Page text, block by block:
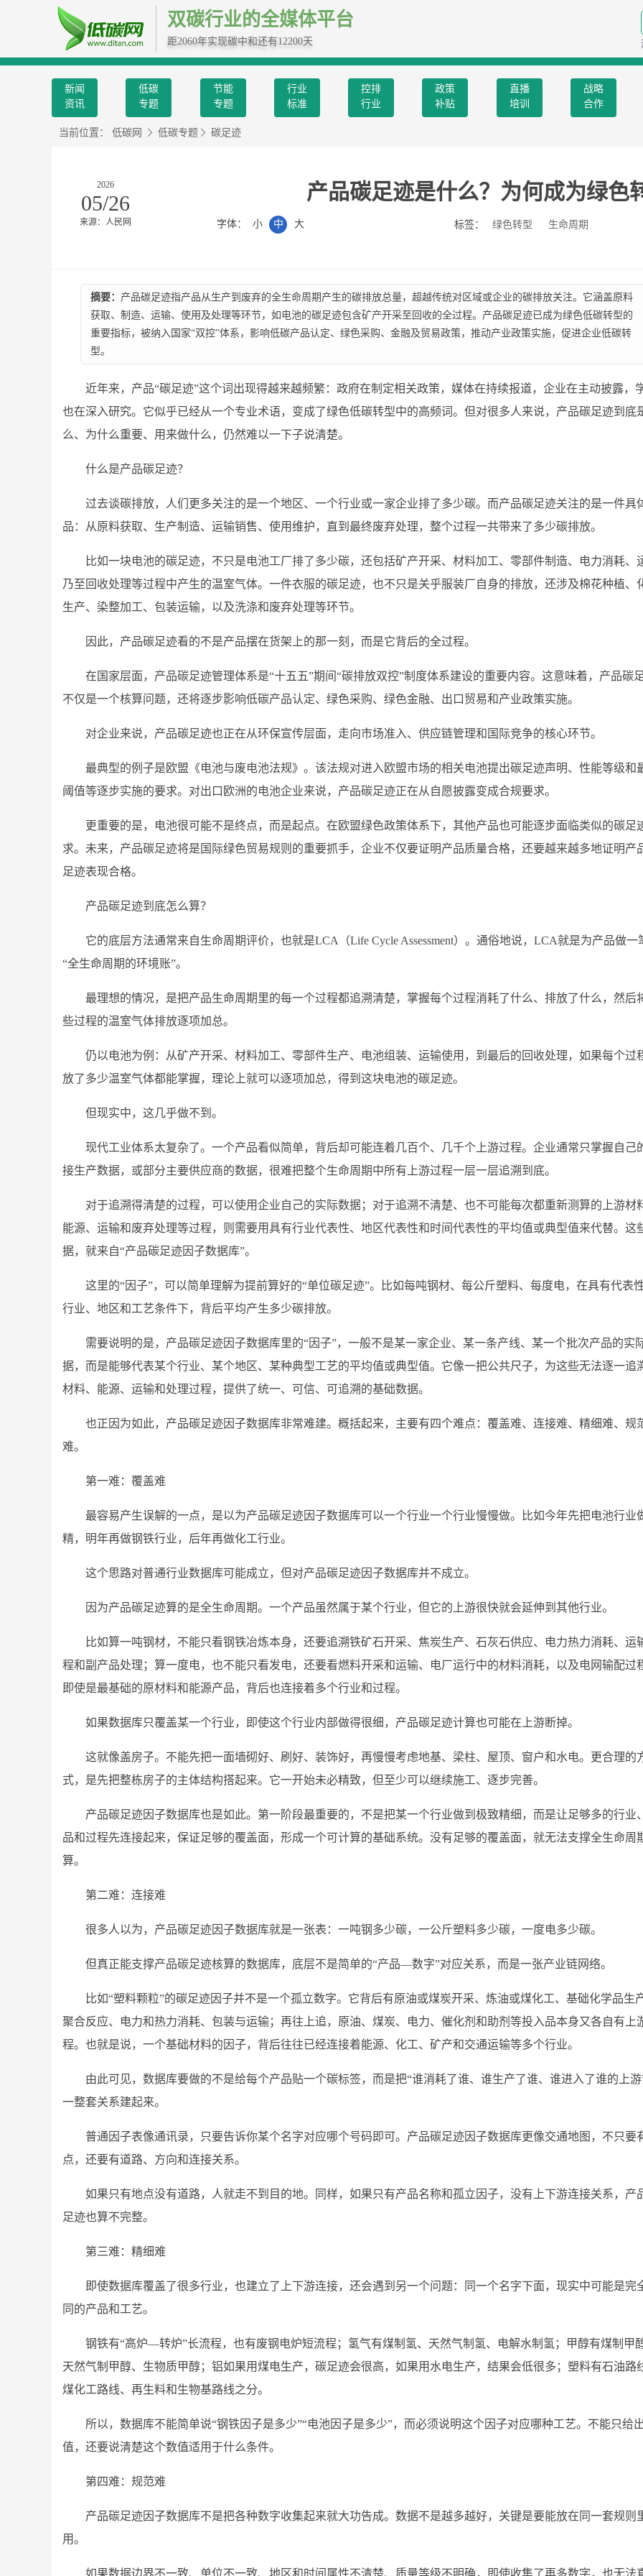
双碳行业的全媒体平台
距2060年实现碳中和还有12200天
新闻
资讯
低碳
专题
节能
专题
行业
标准
控排
行业
政策
补贴
直播
培训
战略
合作
当前位置： 低碳网 低碳专题 碳足迹
2026
05/26
来源：人民网
产品碳足迹是什么？为何成为绿色
字体： 小 中 大 标签： 绿色转型 生命周期
摘要： 产品碳足迹指产品从生产到废弃的全生命周期产生的碳排放总量，超越传统对区域或企业的碳排放关注。它涵盖原料
获取、制造、运输、使用及处理等环节，如电池的碳足迹包含矿产开采至回收的全过程。产品碳足迹已成为绿色低碳转型的
重要指标，被纳入国家“双控”体系，影响低碳产品认定、绿色采购、金融及贸易政策，推动产业政策实施，促进企业低碳转
型。
近年来，产品“碳足迹”这个词出现得越来越频繁：政府在制定相关政策，媒体在持续报道，企业在主动披露，
也在深入研究。它似乎已经从一个专业术语，变成了绿色低碳转型中的高频词。但对很多人来说，产品碳足迹到底
么、为什么重要、用来做什么，仍然难以一下子说清楚。
什么是产品碳足迹？
过去谈碳排放，人们更多关注的是一个地区、一个行业或一家企业排了多少碳。而产品碳足迹关注的是一件具
品：从原料获取、生产制造、运输销售、使用维护，直到最终废弃处理，整个过程一共带来了多少碳排放。
比如一块电池的碳足迹，不只是电池工厂排了多少碳，还包括矿产开采、材料加工、零部件制造、电力消耗、
乃至回收处理等过程中产生的温室气体。一件衣服的碳足迹，也不只是关乎服装厂自身的排放，还涉及棉花种植、
生产、染整加工、包装运输，以及洗涤和废弃处理等环节。
因此，产品碳足迹看的不是产品摆在货架上的那一刻，而是它背后的全过程。
在国家层面，产品碳足迹管理体系是“十五五”期间“碳排放双控”制度体系建设的重要内容。这意味着，产品碳
不仅是一个核算问题，还将逐步影响低碳产品认定、绿色采购、绿色金融、出口贸易和产业政策实施。
对企业来说，产品碳足迹也正在从环保宣传层面，走向市场准入、供应链管理和国际竞争的核心环节。
最典型的例子是欧盟《电池与废电池法规》。该法规对进入欧盟市场的相关电池提出碳足迹声明、性能等级和
阈值等逐步实施的要求。对出口欧洲的电池企业来说，产品碳足迹正在从自愿披露变成合规要求。
更重要的是，电池很可能不是终点，而是起点。在欧盟绿色政策体系下，其他产品也可能逐步面临类似的碳足
求。未来，产品碳足迹将是国际绿色贸易规则的重要抓手，企业不仅要证明产品质量合格，还要越来越多地证明产
足迹表现合格。
产品碳足迹到底怎么算？
它的底层方法通常来自生命周期评价，也就是LCA（Life Cycle Assessment）。通俗地说，LCA就是为产品做一
“全生命周期的环境账”。
最理想的情况，是把产品生命周期里的每一个过程都追溯清楚，掌握每个过程消耗了什么、排放了什么，然后
些过程的温室气体排放逐项加总。
仍以电池为例：从矿产开采、材料加工、零部件生产、电池组装、运输使用，到最后的回收处理，如果每个过
放了多少温室气体都能掌握，理论上就可以逐项加总，得到这块电池的碳足迹。
但现实中，这几乎做不到。
现代工业体系太复杂了。一个产品看似简单，背后却可能连着几百个、几千个上游过程。企业通常只掌握自己
接生产数据，或部分主要供应商的数据，很难把整个生命周期中所有上游过程一层一层追溯到底。
对于追溯得清楚的过程，可以使用企业自己的实际数据；对于追溯不清楚、也不可能每次都重新测算的上游材
能源、运输和废弃处理等过程，则需要用具有行业代表性、地区代表性和时间代表性的平均值或典型值来代替。这
据，就来自“产品碳足迹因子数据库”。
这里的“因子”，可以简单理解为提前算好的“单位碳足迹”。比如每吨钢材、每公斤塑料、每度电，在具有代表
行业、地区和工艺条件下，背后平均产生多少碳排放。
需要说明的是，产品碳足迹因子数据库里的“因子”，一般不是某一家企业、某一条产线、某一个批次产品的实
据，而是能够代表某个行业、某个地区、某种典型工艺的平均值或典型值。它像一把公共尺子，为这些无法逐一追
材料、能源、运输和处理过程，提供了统一、可信、可追溯的基础数据。
也正因为如此，产品碳足迹因子数据库非常难建。概括起来，主要有四个难点：覆盖难、连接难、精细难、规
难。
第一难：覆盖难
最容易产生误解的一点，是以为产品碳足迹因子数据库可以一个行业一个行业慢慢做。比如今年先把电池行业
精，明年再做钢铁行业，后年再做化工行业。
这个思路对普通行业数据库可能成立，但对产品碳足迹因子数据库并不成立。
因为产品碳足迹算的是全生命周期。一个产品虽然属于某个行业，但它的上游很快就会延伸到其他行业。
比如算一吨钢材，不能只看钢铁冶炼本身，还要追溯铁矿石开采、焦炭生产、石灰石供应、电力热力消耗、运
程和副产品处理；算一度电，也不能只看发电，还要看燃料开采和运输、电厂运行中的材料消耗，以及电网输配过
即使是最基础的原材料和能源产品，背后也连接着多个行业和过程。
如果数据库只覆盖某一个行业，即使这个行业内部做得很细，产品碳足迹计算也可能在上游断掉。
这就像盖房子。不能先把一面墙砌好、刷好、装饰好，再慢慢考虑地基、梁柱、屋顶、窗户和水电。更合理的
式，是先把整栋房子的主体结构搭起来。它一开始未必精致，但至少可以继续施工、逐步完善。
产品碳足迹因子数据库也是如此。第一阶段最重要的，不是把某一个行业做到极致精细，而是让足够多的行业
品和过程先连接起来，保证足够的覆盖面，形成一个可计算的基础系统。没有足够的覆盖面，就无法支撑全生命周
算。
第二难：连接难
很多人以为，产品碳足迹因子数据库就是一张表：一吨钢多少碳，一公斤塑料多少碳，一度电多少碳。
但真正能支撑产品碳足迹核算的数据库，底层不是简单的“产品—数字”对应关系，而是一张产业链网络。
比如“塑料颗粒”的碳足迹因子并不是一个孤立数字。它背后有原油或煤炭开采、炼油或煤化工、基础化学品生产
聚合反应、电力和热力消耗、包装与运输；再往上追，原油、煤炭、电力、催化剂和助剂等投入品本身又各自有上
程。也就是说，一个基础材料的因子，背后往往已经连接着能源、化工、矿产和交通运输等多个行业。
由此可见，数据库要做的不是给每个产品贴一个碳标签，而是把“谁消耗了谁、谁生产了谁、谁进入了谁的上游
一整套关系建起来。
普通因子表像通讯录，只要告诉你某个名字对应哪个号码即可。产品碳足迹因子数据库更像交通地图，不只要
点，还要有道路、方向和连接关系。
如果只有地点没有道路，人就走不到目的地。同样，如果只有产品名称和孤立因子，没有上下游连接关系，产
足迹也算不完整。
第三难：精细难
即使数据库覆盖了很多行业，也建立了上下游连接，还会遇到另一个问题：同一个名字下面，现实中可能是完
同的产品和工艺。
钢铁有“高炉—转炉”长流程，也有废钢电炉短流程；氢气有煤制氢、天然气制氢、电解水制氢；甲醇有煤制甲醇
天然气制甲醇、生物质甲醇；铝如果用煤电生产，碳足迹会很高，如果用水电生产，结果会低很多；塑料有石油路
煤化工路线、再生料和生物基路线之分。
所以，数据库不能简单说“钢铁因子是多少”“电池因子是多少”，而必须说明这个因子对应哪种工艺。不能只给
值，还要说清楚这个数值适用于什么条件。
第四难：规范难
产品碳足迹因子数据库不是把各种数字收集起来就大功告成。数据不是越多越好，关键是要能放在同一套规则
用。
如果数据边界不一致、单位不一致、地区和时间属性不清楚、质量等级不明确，即使收集了再多数字，也无法